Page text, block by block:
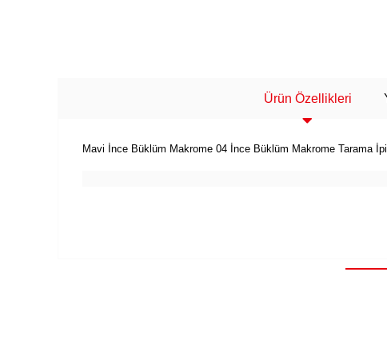
Ürün Özellikleri
Mavi İnce Büklüm Makrome 04 İnce Büklüm Makrome Tarama